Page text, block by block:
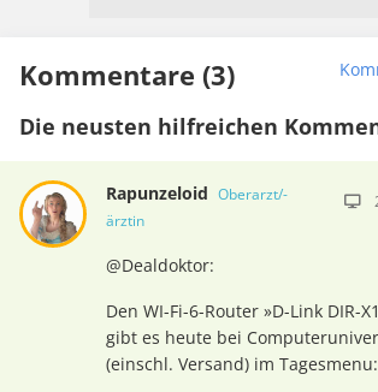
Kommentare (3)
Die neusten hilfreichen
Rapunzeloid Oberarzt/-
ärztin
@Dealdoktor:
Den WI-Fi-6-Router »D-Link DIR-
gibt es heute bei
(einschl. Versand) im Tagesmenu: